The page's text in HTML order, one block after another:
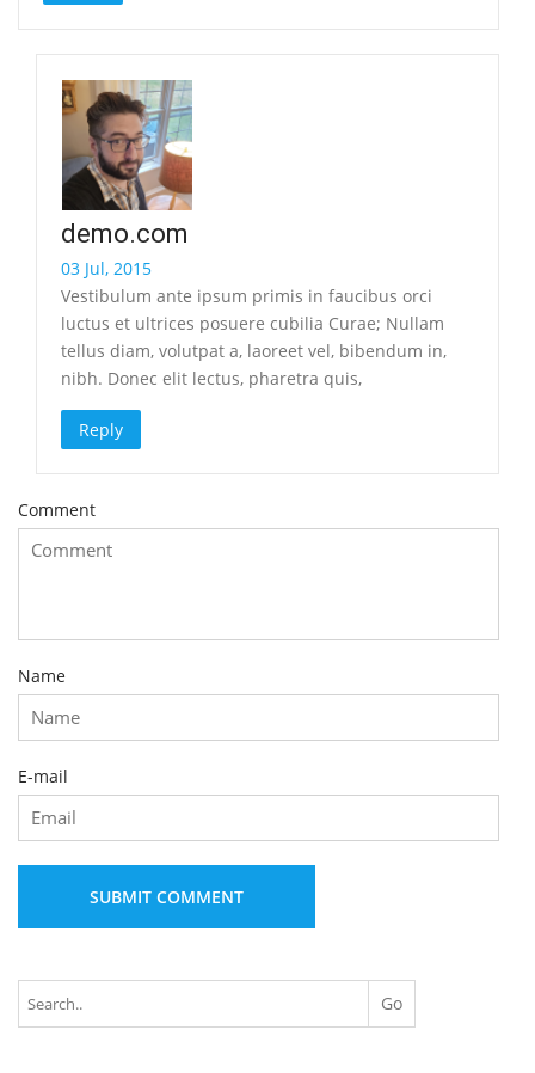
demo.com
03 Jul, 2015
Vestibulum ante ipsum primis in faucibus orci
luctus et ultrices posuere cubilia Curae; Nullam
tellus diam, volutpat a, laoreet vel, bibendum in,
nibh. Donec elit lectus, pharetra quis,
Reply
Comment
Name
E-mail